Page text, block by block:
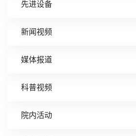
先进设备
新闻视频
媒体报道
科普视频
院内活动